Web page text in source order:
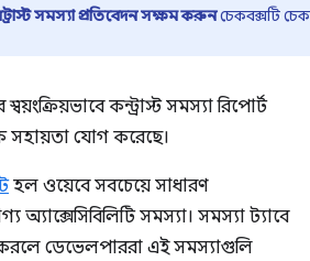
সমস্যা প্রতিবেদন সক্ষম করুনচেকবক্সটি চেক
কন্ট্রাস্ট সমস্যা রিপোর্ট
সহায়তা যোগ করেছে।
হল ওয়েবে সবচেয়ে সাধারণ
অ্যাক্সেসিবিলিটি সমস্যা। সমস্যা ট্যাবে
ডেভেলপাররা এই সমস্যাগুলি